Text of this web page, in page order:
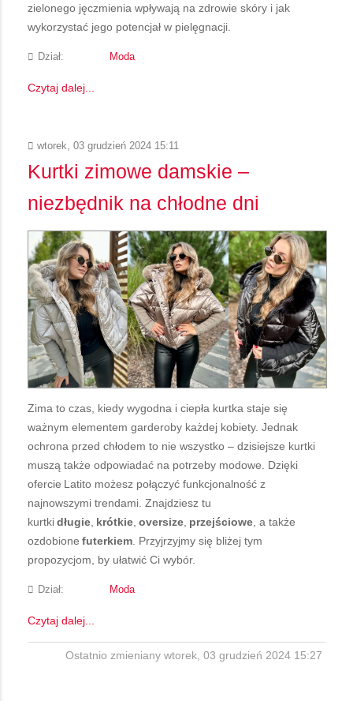
zielonego jęczmienia wpływają na zdrowie skóry i jak
wykorzystać jego potencjał w pielęgnacji.
Dział: Moda
Czytaj dalej...
wtorek, 03 grudzień 2024 15:11
Kurtki zimowe damskie –
niezbędnik na chłodne dni
Zima to czas, kiedy wygodna i ciepła kurtka staje się
ważnym elementem garderoby każdej kobiety. Jednak
ochrona przed chłodem to nie wszystko – dzisiejsze kurtki
muszą także odpowiadać na potrzeby modowe. Dzięki
ofercie Latito możesz połączyć funkcjonalność z
najnowszymi trendami. Znajdziesz tu
kurtkidługie krótkie oversize przejściowe , a także
ozdobione futerkiem . Przyjrzyjmy się bliżej tym
propozycjom, by ułatwić Ci wybór.
Dział: Moda
Czytaj dalej...
Ostatnio zmieniany wtorek, 03 grudzień 2024 15:27